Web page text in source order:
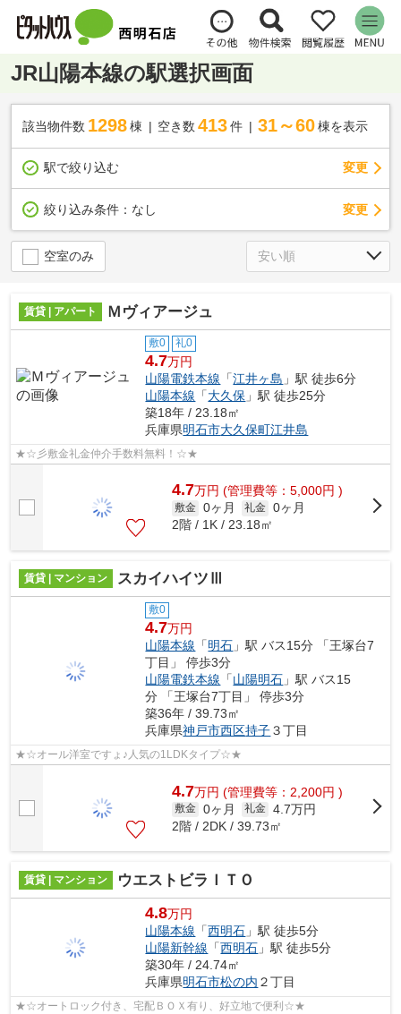
JR山陽本線の駅選択画面
該当物件数 1298棟 空き数 413 件 31～60 棟を表示
駅で絞り込む 変更
絞り込み条件： なし 変更
空室のみ
賃貸 | アパート Ｍヴィアージュ
敷0 礼0
4.7万円
山陽電鉄本線 「江井ヶ島 」駅 徒歩6分
山陽本線 「大久保 」駅 徒歩25分
築18年 / 23.18㎡
兵庫県明石市大久保町江井島
★☆彡敷金礼金仲介手数料無料！☆★
4.7万円 (管理費等：5,000円 )
敷金 0ヶ月 礼金 0ヶ月
2階 / 1K / 23.18㎡
賃貸 | マンション スカイハイツⅢ
敷0
4.7万円
山陽本線 「明石 」駅 バス15分 「王塚台7
丁目」 停歩3分
山陽電鉄本線 「山陽明石 」駅 バス15
分 「王塚台7丁目」 停歩3分
築36年 / 39.73㎡
兵庫県神戸市西区持子３丁目
★☆オール洋室ですょ♪人気の1LDKタイプ☆★
4.7万円 (管理費等：2,200円 )
敷金 0ヶ月 礼金 4.7万円
2階 / 2DK / 39.73㎡
賃貸 | マンション ウエストビラＩＴＯ
4.8万円
山陽本線 「西明石 」駅 徒歩5分
山陽新幹線 「西明石 」駅 徒歩5分
築30年 / 24.74㎡
兵庫県明石市松の内 ２丁目
★☆オートロック付き、宅配ＢＯＸ有り、好立地で便利☆★